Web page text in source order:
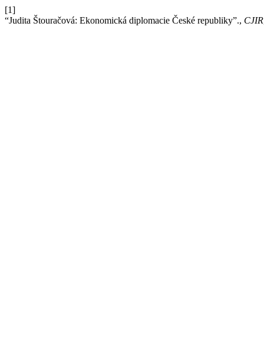
[1]
“Judita Štouračová: Ekonomická diplomacie České republiky”., CJIR